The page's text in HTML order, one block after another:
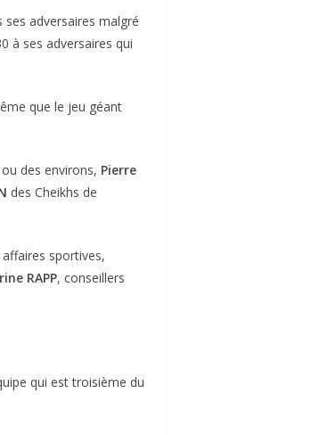
adversaires malgré
à ses adversaires qui
que le jeu géant
des environs, Pierre
des Cheikhs de
sportives,
RAPP, conseillers
qui est troisième du